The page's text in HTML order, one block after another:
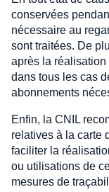
conservées
nécessaire au
sont traitées. De
après la réalisation
dans tous les cas
abonnements
Enfin, la CNIL
relatives à la carte
faciliter la
ou utilisations de
mesures de